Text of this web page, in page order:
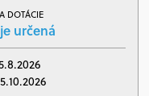
DOTÁCIE
určená